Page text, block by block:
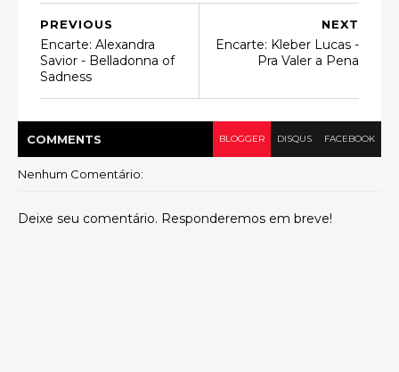
NEXT
Encarte: Kleber Lucas -
Pra Valer a Pena
PREVIOUS
Encarte: Alexandra
Savior - Belladonna of
Sadness
COMMENTS BLOGGER DISQUS FACEBOOK
Nenhum Comentário:
Deixe seu comentário. Responderemos em breve!